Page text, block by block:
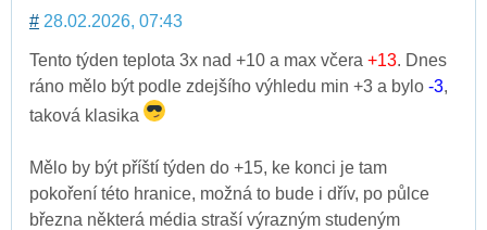
# 28.02.2026, 07:43
Tento týden teplota 3x nad +10 a max včera +13. Dnes
ráno mělo být podle zdejšího výhledu min +3 a bylo -3,
taková klasika
Mělo by být příští týden do +15, ke konci je tam
pokoření této hranice, možná to bude i dřív, po půlce
března některá média straší výrazným studeným